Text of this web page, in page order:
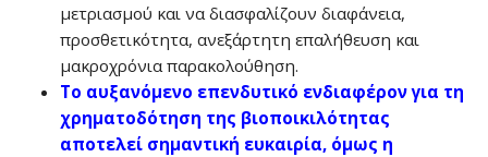
μετριασμού και να διασφαλίζουν διαφάνεια,
προσθετικότητα, ανεξάρτητη επαλήθευση και
μακροχρόνια παρακολούθηση.
Το αυξανόμενο επενδυτικό ενδιαφέρον για τη
χρηματοδότηση της βιοποικιλότητας
αποτελεί σημαντική ευκαιρία, όμως η